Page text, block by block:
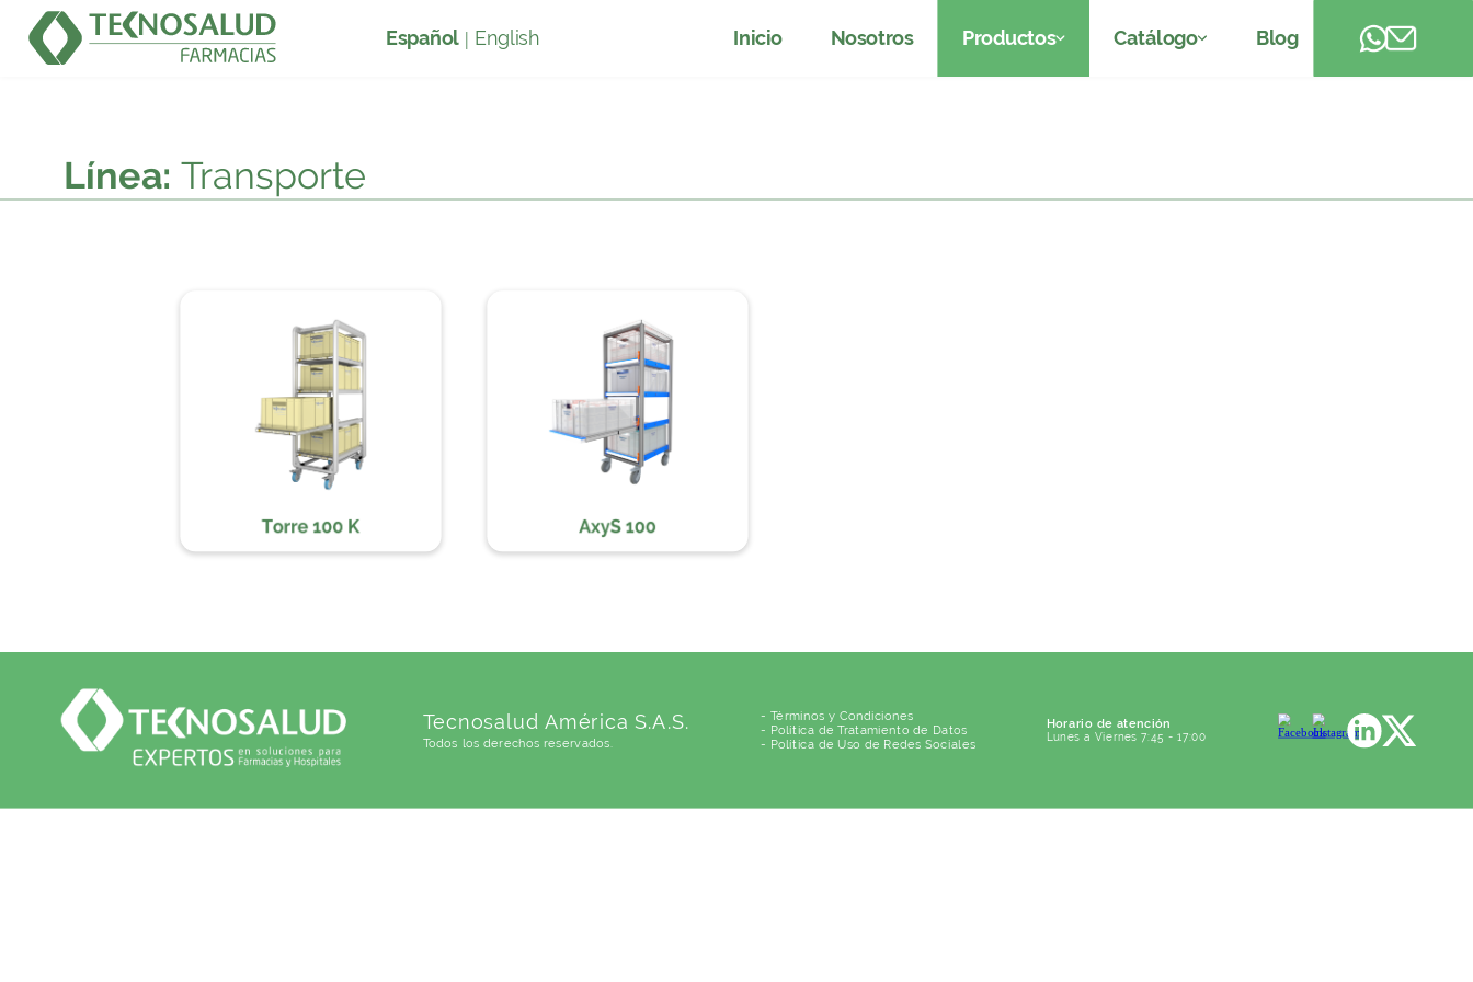
Español | English Inicio Nosotros Productos Catálogo Blog
Línea:
Carros de transporte para medicamentos en farmacia
Transporte
Tecnosalud América S.A.S.
Todos los derechos reservados.
- Términos y Condiciones
- Política de Tratamiento de Datos
- Política de Uso de Redes Sociales
Horario de atención
Lunes a Viernes 7:45 - 17:00